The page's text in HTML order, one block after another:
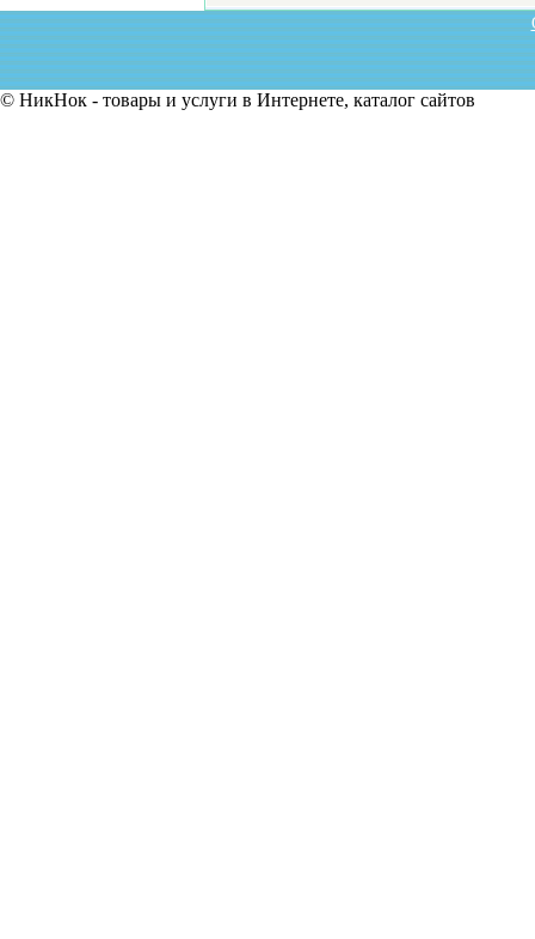
© НикНок - товары и услуги в Интернете, каталог сайтов